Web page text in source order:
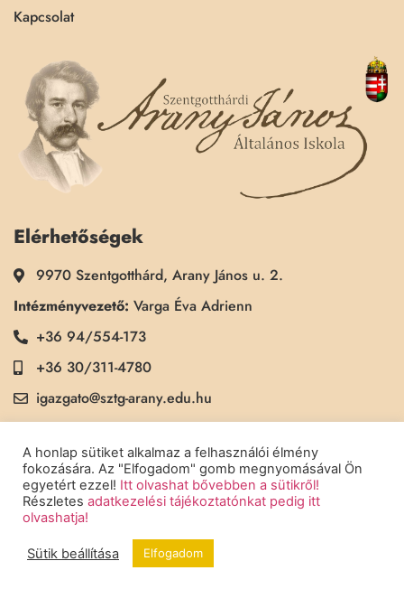
Kapcsolat
Elérhetőségek
9970 Szentgotthárd, Arany János u. 2.
Intézményvezető: Varga Éva Adrienn
+36 94/554-173
+36 30/311-4780
igazgato@sztg-arany.edu.hu
Titkárság:Kimmel Kinga
+36 30/311-5790
titkarsag@sztg-arany.edu.hu
Copyright © 2022 Szentgotthárdi Arany János Általános Iskola - Minden
A honlap sütiket alkalmaz a felhasználói élmény
fokozására. Az "Elfogadom" gomb megnyomásával Ön
egyetért ezzel! Itt olvashat bővebben a sütikről!
Részletes adatkezelési tájékoztatónkat pedig itt
olvashatja!
Sütik beállítása Elfogadom